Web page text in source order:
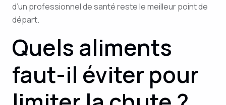
d’un professionnel de santé reste le meilleur point de
départ.
Quels aliments
faut-il éviter pour